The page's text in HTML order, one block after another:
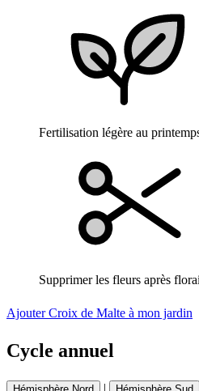
Fertilisation légère au
Supprimer les fleurs après
Ajouter Croix de Malte à mon jardin
Cycle annuel
|